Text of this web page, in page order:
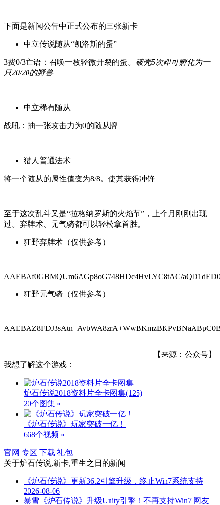
下面是新闻公告中正式公布的三张新卡
中立传说随从“凯洛斯的蛋”
3费0/3亡语：召唤一枚轻微开裂的蛋。 破壳5次即可孵化为一
只20/20的野兽
中立稀有随从
战吼：抽一张攻击力为0的随从牌
猎人普通法术
将一个随从的属性值变为8/8。使其获得冲锋
至于这次乱斗又是“拉格纳罗斯的火焰节”，上个月刚刚出现
过。弃牌术、元气骑都可以轻松拿首胜。
狂野弃牌术（仅供参考）
AAEBAf0GBMQUm6AGp8oG748HDc4HvLYC8tAC/
狂野元气骑（仅供参考）
【来源：公众号】
我想了解这个游戏：
炉石传说2018资料片全卡图集(125)
20个图集 »
《炉石传说》玩家突破一亿！
668个视频 »
官网 专区 下载 礼包
关于炉石传说,新卡,重生之日 的新闻
《炉石传说》更新36.2引擎升级，终止Win7系统支持
2026-08-06
暴雪《炉石传说》升级Unity引擎！不再支持Win7 网友